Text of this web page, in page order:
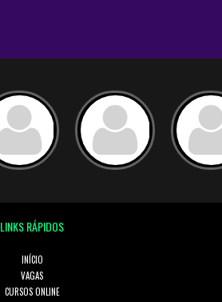
LINKS RÁPIDOS
INÍCIO
VAGAS
CURSOS ONLINE